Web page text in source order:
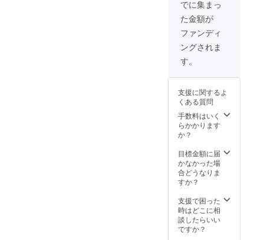
規販売
販売予
定価格
がる可
ます。
※このリ
ターン
は送
料・税
込で
ジェク
トを通
して想
定を上
回る皆
を頂
き、現
在進め
ている
環境か
ら量産
えるこ
とがで
きた場
価格が
販売予
定価格
より下
合、使
用部材
の供給
状況、
製造工
天災や
禍等に
よる物
流混乱
など、
れる場
合があ
りま
ジェク
トを通
して想
定を上
でに集まっ
た金額が
ファンディ
ングされま
す。
支援に関するよ
くある質問
手数料はいく
らかかります
か？
目標金額に届
かなかった場
合どうなりま
すか？
支援で困った
時はどこに相
談したらいい
ですか？